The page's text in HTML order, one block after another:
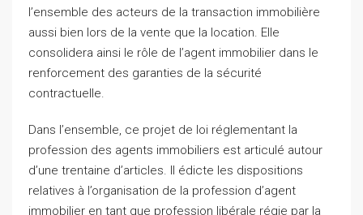
l’ensemble des acteurs de la transaction immobilière
aussi bien lors de la vente que la location. Elle
consolidera ainsi le rôle de l’agent immobilier dans le
renforcement des garanties de la sécurité
contractuelle.
Dans l’ensemble, ce projet de loi réglementant la
profession des agents immobiliers est articulé autour
d’une trentaine d’articles. Il édicte les dispositions
relatives à l’organisation de la profession d’agent
immobilier en tant que profession libérale régie par la